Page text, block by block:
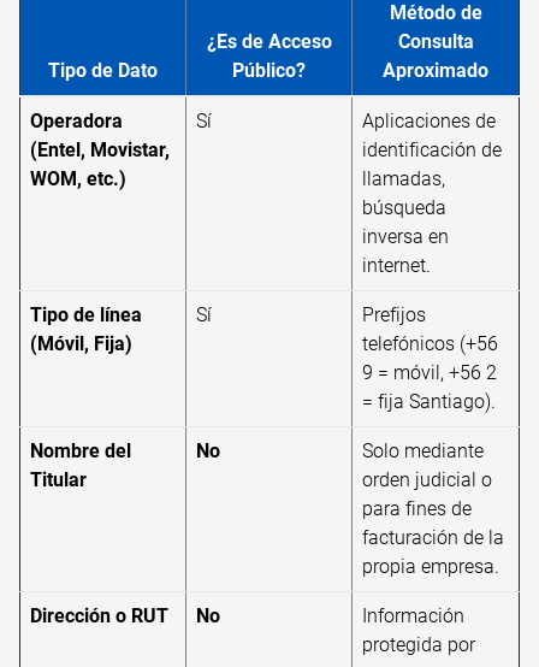
Tipo de Dato
¿Es de Acceso
Público?
Método de
Consulta
Aproximado
Operadora
(Entel, Movistar,
WOM, etc.)
Sí
Aplicaciones de
identificación de
llamadas,
búsqueda
inversa en
internet.
Tipo de línea
(Móvil, Fija)
Sí
Prefijos
telefónicos (+56
9 = móvil, +56 2
= fija Santiago).
Nombre del
Titular
No
Solo mediante
orden judicial o
para fines de
facturación de la
propia empresa.
Dirección o RUT No
Información
protegida por